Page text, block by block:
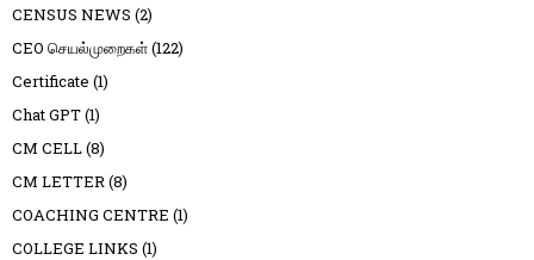
CENSUS NEWS (2)
CEO செயல்முறைகள்(122)
Certificate (1)
Chat GPT(1)
CM CELL(8)
CM LETTER(8)
COACHING CENTRE (1)
COLLEGE LINKS (1)